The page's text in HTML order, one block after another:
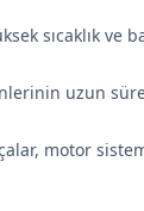
sıcaklık ve
uzun
motor